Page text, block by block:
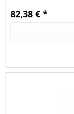
82,38 € *